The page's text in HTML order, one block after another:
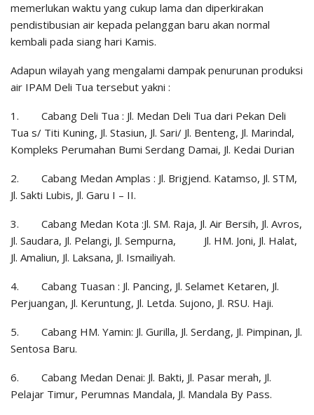
memerlukan waktu yang cukup lama dan diperkirakan
pendistibusian air kepada pelanggan baru akan normal
kembali pada siang hari Kamis.
Adapun wilayah yang mengalami dampak penurunan produksi
air IPAM Deli Tua tersebut yakni :
1. Cabang Deli Tua : Jl. Medan Deli Tua dari Pekan Deli
Tua s/ Titi Kuning, Jl. Stasiun, Jl. Sari/ Jl. Benteng, Jl. Marindal,
Kompleks Perumahan Bumi Serdang Damai, Jl. Kedai Durian
2. Cabang Medan Amplas : Jl. Brigjend. Katamso, Jl. STM,
Jl. Sakti Lubis, Jl. Garu I – II.
3. Cabang Medan Kota :Jl. SM. Raja, Jl. Air Bersih, Jl. Avros,
Jl. Saudara, Jl. Pelangi, Jl. Sempurna, Jl. HM. Joni, Jl. Halat,
Jl. Amaliun, Jl. Laksana, Jl. Ismailiyah.
4. Cabang Tuasan : Jl. Pancing, Jl. Selamet Ketaren, Jl.
Perjuangan, Jl. Keruntung, Jl. Letda. Sujono, Jl. RSU. Haji.
5. Cabang HM. Yamin: Jl. Gurilla, Jl. Serdang, Jl. Pimpinan, Jl.
Sentosa Baru.
6. Cabang Medan Denai: Jl. Bakti, Jl. Pasar merah, Jl.
Pelajar Timur, Perumnas Mandala, Jl. Mandala By Pass.